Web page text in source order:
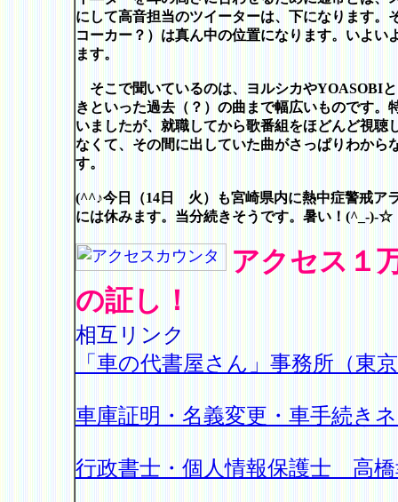
にして高音担当のツイーターは、下になります
コーカー？）は真ん中の位置になります。いよ
ます。
そこで聞いているのは、ヨルシカやYOASOBI
きといった過去（？）の曲まで幅広いものです
いましたが、就職してから歌番組をほどんど視
なくて、その間に出していた曲がさっぱりわから
す。
(^^♪今日（14日 火）も宮崎県内に熱中症警戒ア
には休みます。当分続きそうです。暑い！(^_-)-☆
アクセス１
の証し！
相互リンク
「車の代書屋さん」事務所（東
車庫証明・名義変更・車手続き
行政書士・個人情報保護士 高